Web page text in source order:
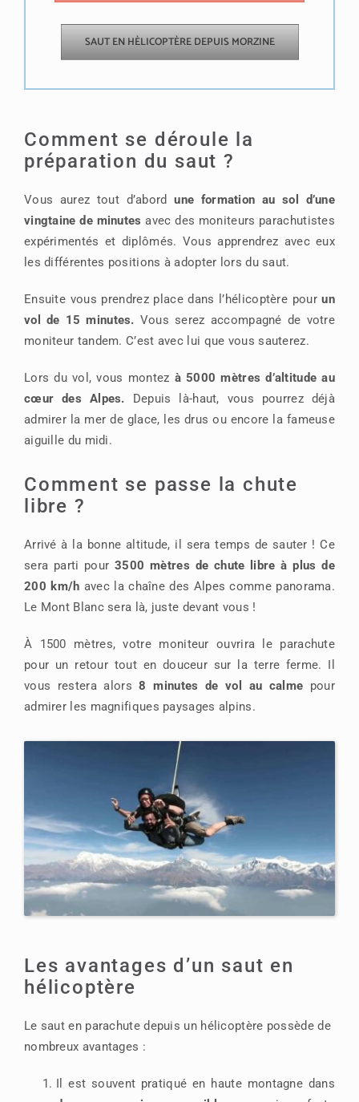
SAUT EN HÈLICOPTÈRE DEPUIS MORZINE
Comment se déroule la
préparation du saut ?
Vous aurez tout d’abordune formation au sol d’une
vingtaine de minutes avec des moniteurs parachutistes
expérimentés et diplômés. Vous apprendrez avec eux
les différentes positions à adopter lors du saut.
Ensuite vous prendrez place dans l’hélicoptère pourun
vol de 15 minutes. Vous serez accompagné de votre
moniteur tandem. C’est avec lui que vous sauterez.
Lors du vol, vous montez à 5000 mètres d’altitude au
cœur des Alpes. Depuis là-haut, vous pourrez déjà
admirer la mer de glace, les drus ou encore la fameuse
aiguille du midi.
Comment se passe la chute
libre ?
Arrivé à la bonne altitude, il sera temps de sauter ! Ce
sera parti pour3500 mètres de chute libre à plus de
200 km/h avec la chaîne des Alpes comme panorama.
Le Mont Blanc sera là, juste devant vous !
À 1500 mètres, votre moniteur ouvrira le parachute
pour un retour tout en douceur sur la terre ferme. Il
vous restera alors8 minutes de vol au calme pour
admirer les magnifiques paysages alpins.
Les avantages d’un saut en
hélicoptère
Le saut en parachute depuis un hélicoptère possède de
nombreux avantages :
Il est souvent pratiqué en haute montagne dans